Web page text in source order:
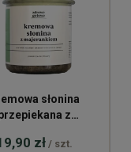
słonina
z
zł/ szt.